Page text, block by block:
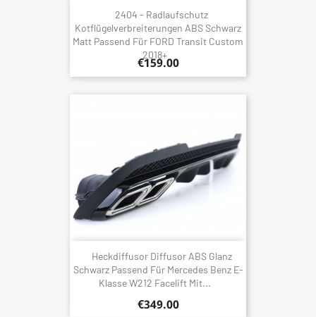
2404 - Radlaufschutz
Kotflügelverbreiterungen ABS Schwarz
Matt Passend Für FORD Transit Custom
2018+
€159.00
Heckdiffusor Diffusor ABS Glanz
Schwarz Passend Für Mercedes Benz E-
Klasse W212 Facelift Mit...
€349.00